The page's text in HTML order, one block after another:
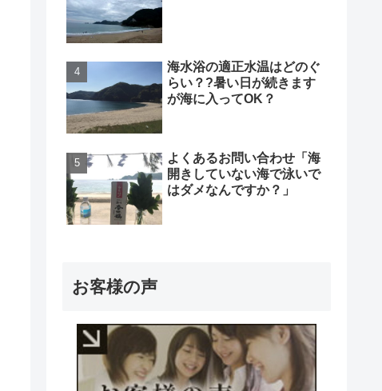
海水浴の適正水温はどのぐ
らい？?暑い日が続きます
が海に入ってOK？
よくあるお問い合わせ「海
開きしていない海で泳いで
はダメなんですか？」
お客様の声